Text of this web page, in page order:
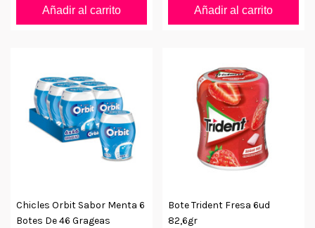
Añadir al carrito Añadir al carrito
Chicles Orbit Sabor Menta 6
Botes De 46 Grageas
Bote Trident Fresa 6ud
82,6gr